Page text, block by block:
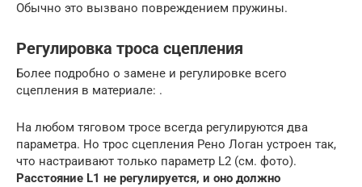
Обычно это вызвано повреждением пружины.
Регулировка троса сцепления
Более подробно о замене и регулировке всего
сцепления в материале: .
На любом тяговом тросе всегда регулируются два
параметра. Но трос сцепления Рено Логан устроен так,
что настраивают только параметр L2 (см. фото).
Расстояние L1 не регулируется, и оно должно